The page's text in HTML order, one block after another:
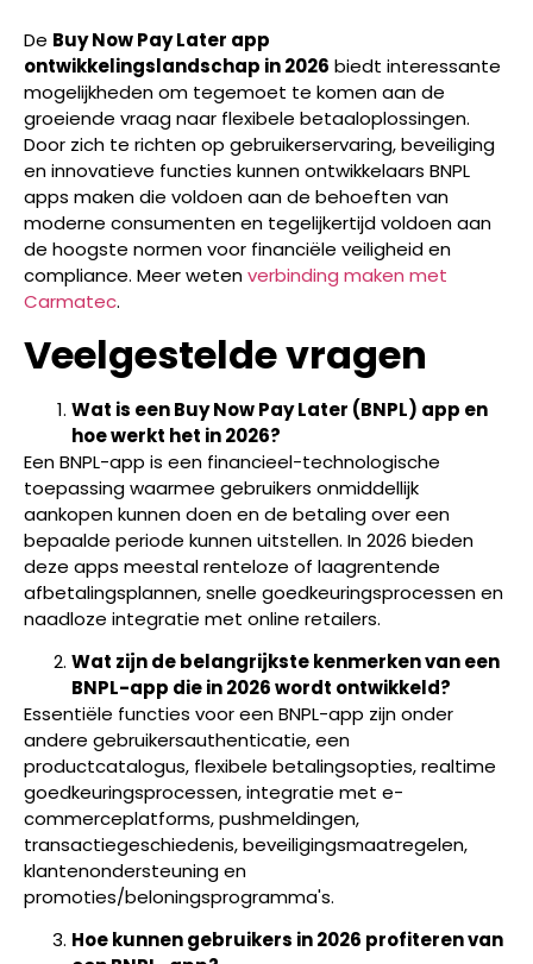
De Buy Now Pay Later app
ontwikkelingslandschap in 2026 biedt interessante
mogelijkheden om tegemoet te komen aan de
groeiende vraag naar flexibele betaaloplossingen.
Door zich te richten op gebruikerservaring, beveiliging
en innovatieve functies kunnen ontwikkelaars BNPL
apps maken die voldoen aan de behoeften van
moderne consumenten en tegelijkertijd voldoen aan
de hoogste normen voor financiële veiligheid en
compliance. Meer wetenverbinding maken met
Carmatec.
Veelgestelde vragen
Wat is een Buy Now Pay Later (BNPL) app en
hoe werkt het in 2026?
Een BNPL-app is een financieel-technologische
toepassing waarmee gebruikers onmiddellijk
aankopen kunnen doen en de betaling over een
bepaalde periode kunnen uitstellen. In 2026 bieden
deze apps meestal renteloze of laagrentende
afbetalingsplannen, snelle goedkeuringsprocessen en
naadloze integratie met online retailers.
Wat zijn de belangrijkste kenmerken van een
BNPL-app die in 2026 wordt ontwikkeld?
Essentiële functies voor een BNPL-app zijn onder
andere gebruikersauthenticatie, een
productcatalogus, flexibele betalingsopties, realtime
goedkeuringsprocessen, integratie met e-
commerceplatforms, pushmeldingen,
transactiegeschiedenis, beveiligingsmaatregelen,
klantenondersteuning en
promoties/beloningsprogramma's.
Hoe kunnen gebruikers in 2026 profiteren van